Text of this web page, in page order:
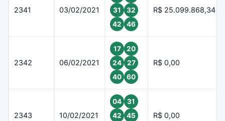
2341 03/02/2021
31
32
42
46
R$ 25.099.868,34
2342 06/02/2021
17
20
24
27
40
60
R$ 0,00
2343 10/02/2021
04
31
42
45
R$ 0,00